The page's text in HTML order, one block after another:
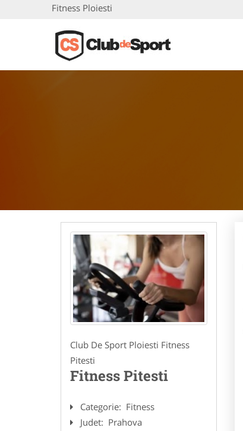
Fitness Ploiesti
Club De Sport Ploiesti Fitness
Pitesti
Fitness Pitesti
Categorie: Fitness
Judet: Prahova